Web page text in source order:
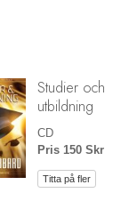
Studier och
utbildning
CD
Pris 150 Skr
Titta på fler